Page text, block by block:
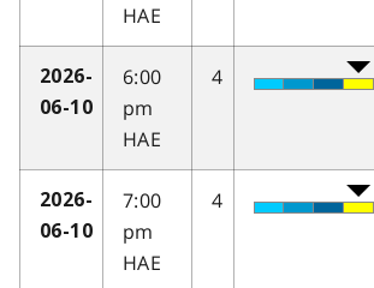
HAE
2026-
06-10
6:00
pm
HAE
4
2026-
06-10
7:00
pm
HAE
4